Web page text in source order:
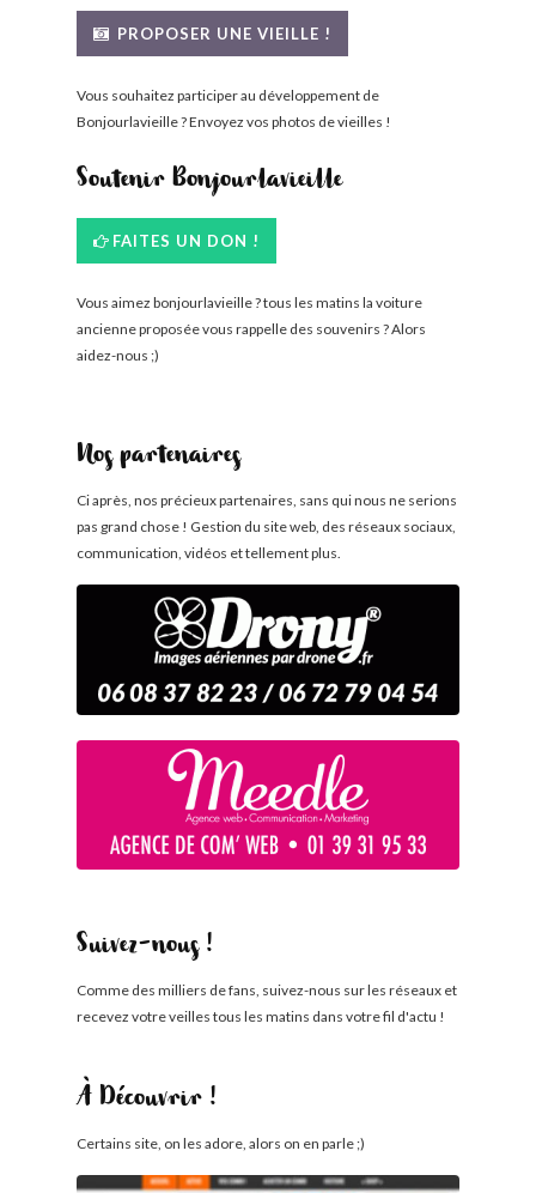
PROPOSER UNE VIEILLE !
Vous souhaitez participer au développement de
Bonjourlavieille ? Envoyez vos photos de vieilles !
Soutenir Bonjourlavieille
FAITES UN DON !
Vous aimez bonjourlavieille ? tous les matins la voiture
ancienne proposée vous rappelle des souvenirs ? Alors
aidez-nous ;)
Nos partenaires
Ci après, nos précieux partenaires, sans qui nous ne serions
pas grand chose ! Gestion du site web, des réseaux sociaux,
communication, vidéos et tellement plus.
Suivez-nous !
Comme des milliers de fans, suivez-nous sur les réseaux et
recevez votre veilles tous les matins dans votre fil d'actu !
À Découvrir !
Certains site, on les adore, alors on en parle ;)